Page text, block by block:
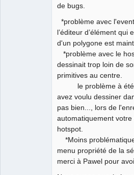
Google_Search
de bugs.
*problème avec
l’éditeur d’élément qui
d'un polygone est
*problème avec le
dessinait trop loin de
primitives au centre.
le problème à été
avez voulu dessiner
pas bien..., lors de
automatiquement
hotspot.
*Moins
menu propriété de la
merci à Pawel pour